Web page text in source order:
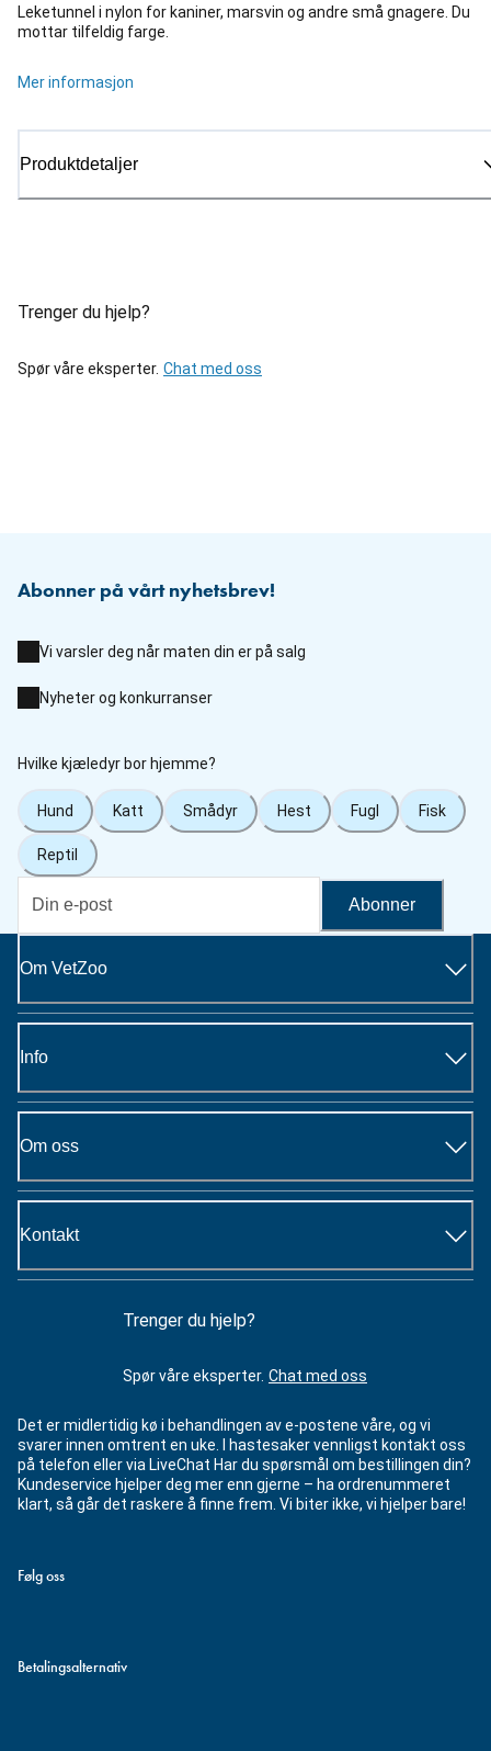
Leketunnel i nylon for kaniner, marsvin og andre små gnagere. Du
mottar tilfeldig farge.
Mer informasjon
Produktdetaljer
Trenger du hjelp?
Spør våre eksperter. Chat med oss
Abonner på vårt nyhetsbrev!
Vi varsler deg når maten din er på salg
Nyheter og konkurranser
Hvilke kjæledyr bor hjemme?
Hund Katt Smådyr Hest Fugl Fisk
Reptil
Abonner
Om VetZoo
Info
Om oss
Kontakt
Trenger du hjelp?
Spør våre eksperter. Chat med oss
Det er midlertidig kø i behandlingen av e-postene våre, og vi
svarer innen omtrent en uke. I hastesaker vennligst kontakt oss
på telefon eller via LiveChat Har du spørsmål om bestillingen din?
Kundeservice hjelper deg mer enn gjerne – ha ordrenummeret
klart, så går det raskere å finne frem. Vi biter ikke, vi hjelper bare!
Følg oss
Betalingsalternativ